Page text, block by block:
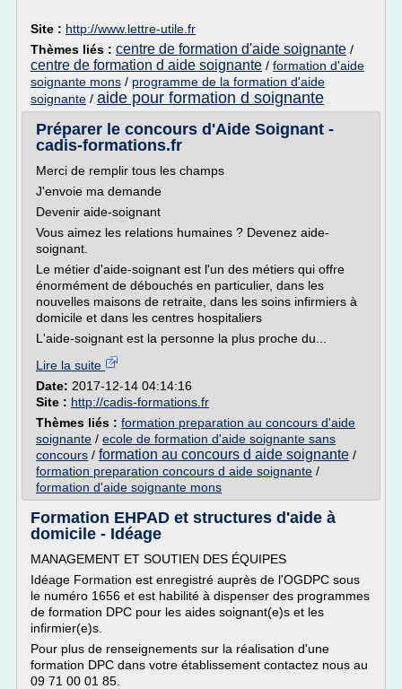
Site : http://www.lettre-utile.fr
Thèmes liés : centre de formation d'aide soignante /
centre de formation d aide soignante / formation d'aide
soignante mons / programme de la formation d'aide
soignante / aide pour formation d soignante
Préparer le concours d'Aide Soignant -
cadis-formations.fr
Merci de remplir tous les champs
J'envoie ma demande
Devenir aide-soignant
Vous aimez les relations humaines ? Devenez aide-
soignant.
Le métier d'aide-soignant est l'un des métiers qui offre
énormément de débouchés en particulier, dans les
nouvelles maisons de retraite, dans les soins infirmiers à
domicile et dans les centres hospitaliers
L'aide-soignant est la personne la plus proche du...
Lire la suite
Date: 2017-12-14 04:14:16
Site : http://cadis-formations.fr
Thèmes liés : formation preparation au concours d'aide
soignante / ecole de formation d'aide soignante sans
concours / formation au concours d aide soignante /
formation preparation concours d aide soignante /
formation d'aide soignante mons
Formation EHPAD et structures d'aide à
domicile - Idéage
MANAGEMENT ET SOUTIEN DES ÉQUIPES
Idéage Formation est enregistré auprès de l'OGDPC sous
le numéro 1656 et est habilité à dispenser des programmes
de formation DPC pour les aides soignant(e)s et les
infirmier(e)s.
Pour plus de renseignements sur la réalisation d'une
formation DPC dans votre établissement contactez nous au
09 71 00 01 85.